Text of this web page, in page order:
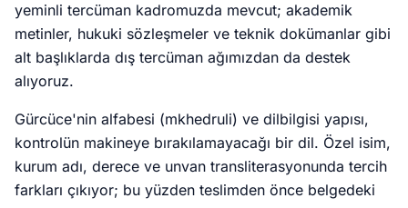
yeminli tercüman kadromuzda mevcut; akademik
metinler, hukuki sözleşmeler ve teknik dokümanlar gibi
alt başlıklarda dış tercüman ağımızdan da destek
alıyoruz.
Gürcüce'nin alfabesi (mkhedruli) ve dilbilgisi yapısı,
kontrolün makineye bırakılamayacağı bir dil. Özel isim,
kurum adı, derece ve unvan transliterasyonunda tercih
farkları çıkıyor; bu yüzden teslimden önce belgedeki